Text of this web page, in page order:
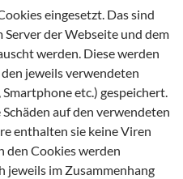
eingesetzt. Das sind
Server der Webseite und dem
werden. Diese werden
jeweils verwendeten
etc.) gespeichert.
auf den verwendeten
enthalten sie keine Viren
den Cookies werden
jeweils im Zusammenhang